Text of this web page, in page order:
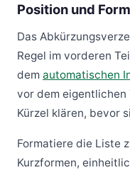
Position und
Das
Regel im vorderen
dem automatischen
vor dem eigentlichen
Kürzel klären, bevor
Formatiere die Liste
Kurzformen,